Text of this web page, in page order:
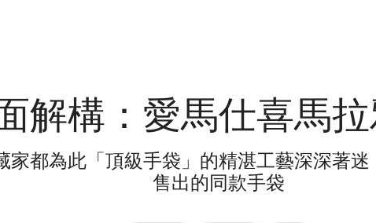
解構：愛馬仕喜馬
家都為此「頂級手袋」的精湛工藝深深著
售出的同款手袋